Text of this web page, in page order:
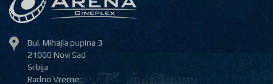
Bul. Mihajla pupina 3
21000 Novi Sad
Srbija
Radno Vreme: